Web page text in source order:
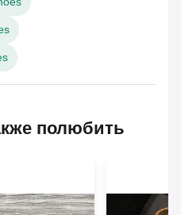
полюбить